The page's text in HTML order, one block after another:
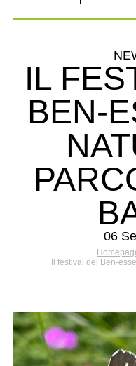
IL
BEN-
06
Il festival del Ben-